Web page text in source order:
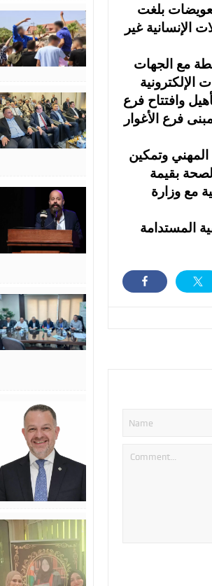
بقيمة تعويضات بلغت
للحالات الإنسانية غير
مع الجهات
وافتتاح فرع
فرع الأغوار
وتمكين
الصحة بقيمة
مع وزارة
المستدامة